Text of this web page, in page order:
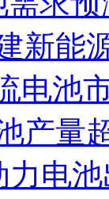
新能
电池
产量
电